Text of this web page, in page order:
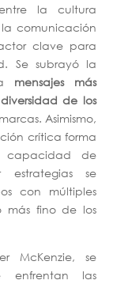
la cultura
comunicación
clave para
Se subrayó la
mensajes más
de los
Asimismo,
crítica forma
de
estrategias se
con múltiples
más fino de los
McKenzie, se
enfrentan las